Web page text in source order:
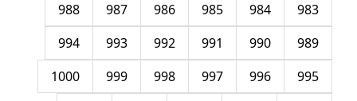
983
984
985
986
987
988
989
990
991
992
993
994
995
996
997
998
999
1000